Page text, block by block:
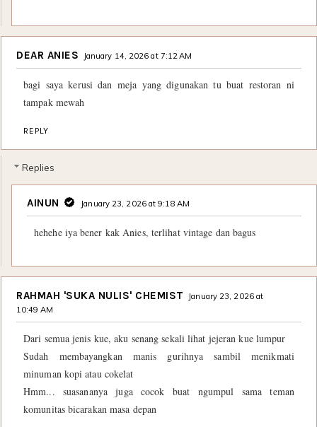
DEAR ANIES January 14, 2026 at 7:12 AM
bagi saya kerusi dan meja yang digunakan tu buat restoran ni
tampak mewah
REPLY
Replies
AINUN January 23, 2026 at 9:18 AM
hehehe iya bener kak Anies, terlihat vintage dan bagus
RAHMAH 'SUKA NULIS' CHEMIST
January 23, 2026 at
10:49 AM
Dari semua jenis kue, aku senang sekali lihat jejeran kue lumpur
Sudah membayangkan manis gurihnya sambil menikmati
minuman kopi atau cokelat
Hmm... suasananya juga cocok buat ngumpul sama teman
komunitas bicarakan masa depan